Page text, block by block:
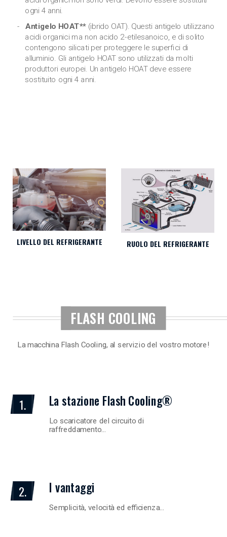
ogni 4 anni.
Antigelo HOAT**(ibrido OAT). Questi antigelo utilizzano
acidi organici ma non acido 2-etilesanoico, e di solito
contengono silicati per proteggere le superfici di
alluminio. Gli antigelo HOAT sono utilizzati da molti
produttori europei. Un antigelo HOAT deve essere
sostituito ogni 4 anni.
LIVELLO DEL REFRIGERANTE RUOLO DEL REFRIGERANTE
FLASH COOLING
La macchina Flash Cooling, al servizio del vostro motore!
1. La stazione Flash Cooling®
Lo scaricatore del circuito di
raffreddamento…
2. I vantaggi
Semplicità, velocità ed efficienza…